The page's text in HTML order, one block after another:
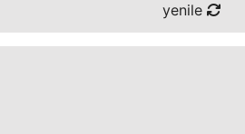
yenile